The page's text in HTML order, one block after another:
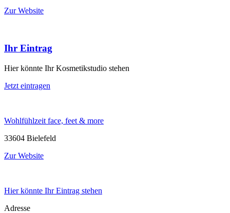
Zur Website
Ihr Eintrag
Hier könnte Ihr Kosmetikstudio stehen
Jetzt eintragen
Wohlfühlzeit face, feet & more
33604 Bielefeld
Zur Website
Hier könnte Ihr Eintrag stehen
Adresse